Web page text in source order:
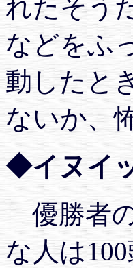
れたそう
などをふ
動したと
ないか、
◆イヌイ
優勝者の
な人は